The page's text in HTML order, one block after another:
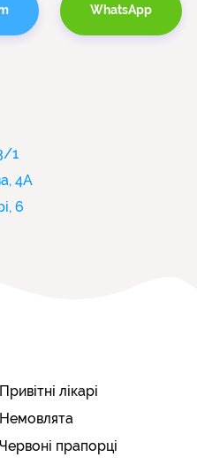
WhatsApp
1
4А
6
Привітні лікарі
Немовлята
Червоні прапорці